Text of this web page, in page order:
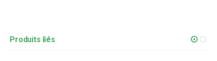
Produits liés